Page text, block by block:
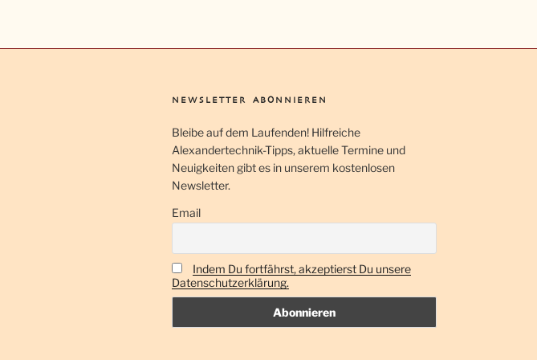
s
a
l
t
u
g
N
a
NEWSLETTER ABONNIEREN
Bleibe auf dem Laufenden! Hilfreiche
Alexandertechnik-Tipps, aktuelle Termine und
Neuigkeiten gibt es in unserem kostenlosen
Newsletter.
Email
Indem Du fortfährst, akzeptierst Du unsere
Datenschutzerklärung.